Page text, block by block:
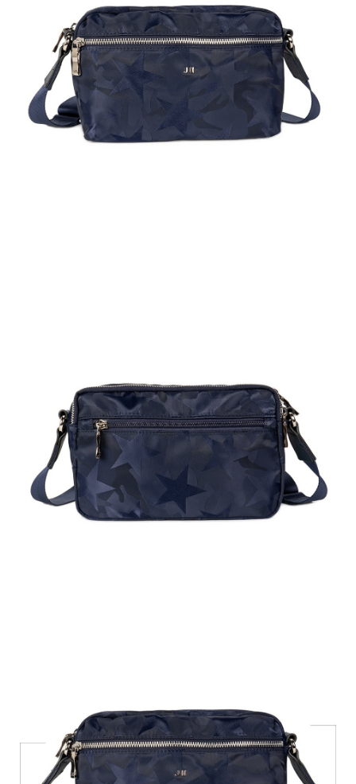
４．使用「AFTEE先享後付」時，將依據個別帳號之用戶狀況，依本公司即
時審查核予不同之上限額度；若仍有額度不足之情形，本公司將視審查結果
請求用戶進行身份認證。
５．嚴禁一人註冊多個帳號或使用他人資訊註冊。若發現惡意使用之情形，
恩沛科技股份有限公司將有權停止該用戶之使用額度並採取法律行動。
國家/地區配送